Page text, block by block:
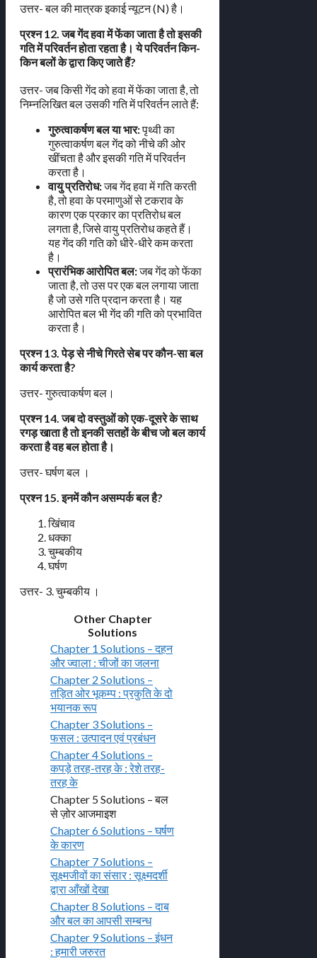
उत्तर- बल की मात्रक इकाई न्यूटन (N) है।
प्रश्न 12. जब गेंद हवा में फेंका जाता है तो इसकी
गति में परिवर्तन होता रहता है। ये परिवर्तन किन-
किन बलों के द्वारा किए जाते हैं?
उत्तर- जब किसी गेंद को हवा में फेंका जाता है, तो
निम्नलिखित बल उसकी गति में परिवर्तन लाते हैं:
गुरुत्वाकर्षण बल या भार:पृथ्वी का
गुरुत्वाकर्षण बल गेंद को नीचे की ओर
खींचता है और इसकी गति में परिवर्तन
करता है।
वायु प्रतिरोध:जब गेंद हवा में गति करती
है, तो हवा के परमाणुओं से टकराव के
कारण एक प्रकार का प्रतिरोध बल
लगता है, जिसे वायु प्रतिरोध कहते हैं।
यह गेंद की गति को धीरे-धीरे कम करता
है।
प्रारंभिक आरोपित बल:जब गेंद को फेंका
जाता है, तो उस पर एक बल लगाया जाता
है जो उसे गति प्रदान करता है। यह
आरोपित बल भी गेंद की गति को प्रभावित
करता है।
प्रश्न 13. पेड़ से नीचे गिरते सेब पर कौन-सा बल
कार्य करता है?
उत्तर- गुरुत्वाकर्षण बल।
प्रश्न 14. जब दो वस्तुओं को एक-दूसरे के साथ
रगड़ खाता है तो इनकी सतहों के बीच जो बल कार्य
करता है वह बल होता है।
उत्तर- घर्षण बल ।
प्रश्न 15. इनमें कौन असम्पर्क बल है?
खिंचाव
धक्का
चुम्बकीय
घर्षण
उत्तर- 3. चुम्बकीय ।
Other Chapter
Solutions
Chapter 1 Solutions – दहन
और ज्वाला : चीजों का जलना
Chapter 2 Solutions –
तड़ित ओर भूकम्प : प्रकुति के दो
भयानक रूप
Chapter 3 Solutions –
फसल : उत्पादन एवं प्रबंधन
Chapter 4 Solutions –
कपड़े तरह-तरह के : रेशे तरह-
तरह के
Chapter 5 Solutions – बल
से ज़ोर आजमाइश
Chapter 6 Solutions – घर्षण
के कारण
Chapter 7 Solutions –
सूक्ष्मजीवों का संसार : सूक्ष्मदर्शी
द्वारा आँखों देखा
Chapter 8 Solutions – दाब
और बल का आपसी सम्बन्ध
Chapter 9 Solutions – इंधन
: हमारी जरुरत